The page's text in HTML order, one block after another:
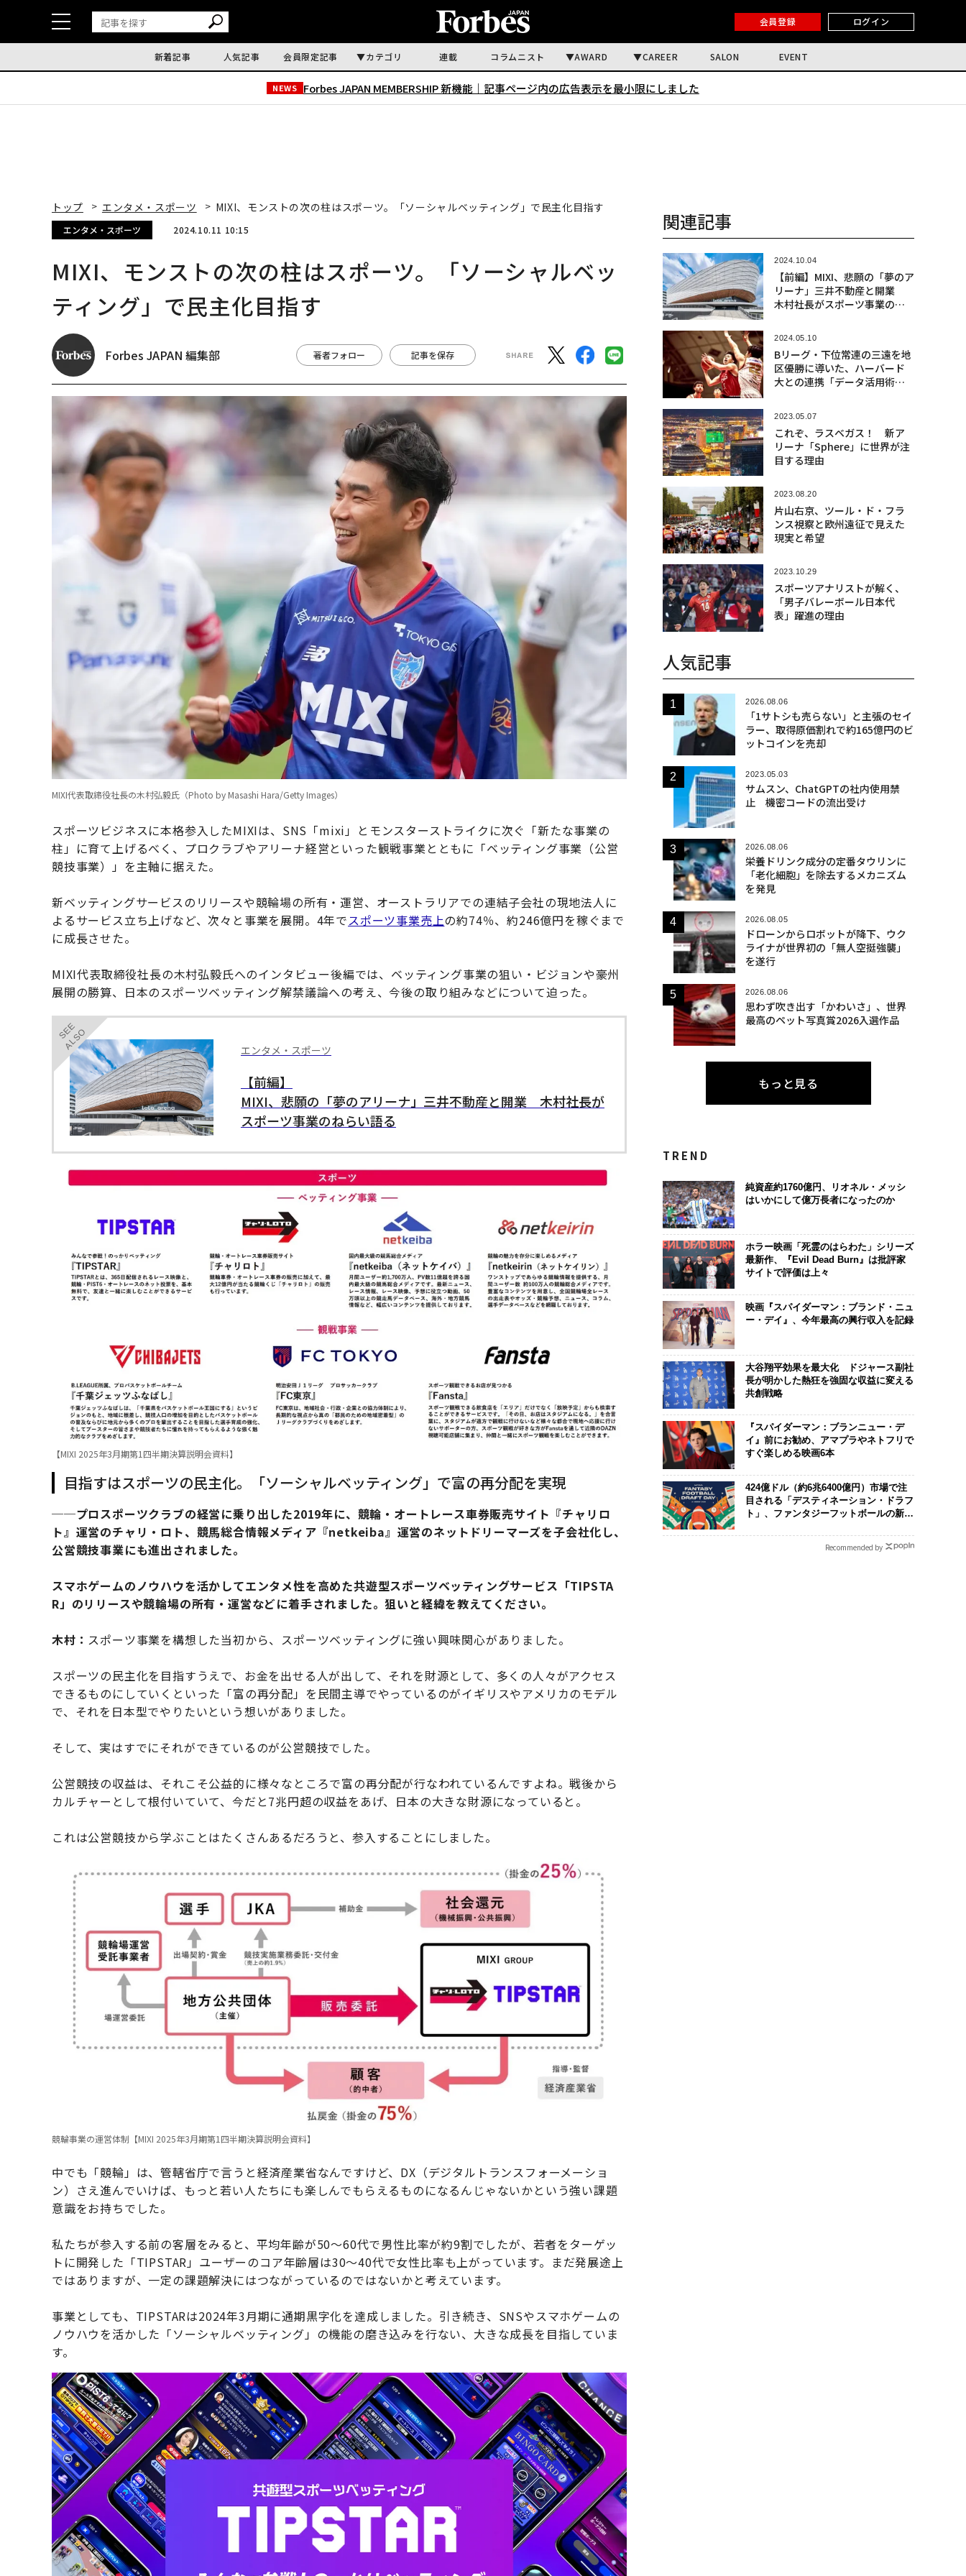
会員登録 ログイン
新着記事 人気記事 会員限定記事 カテゴリ 連載 コラムニスト AWARD CAREER SALON EVENT
NEWS Forbes JAPAN MEMBERSHIP 新機能｜ 記事ページ内の広告表示を最小限にしました
トップ エンタメ・スポーツ MIXI、モンストの次の柱はスポーツ。「ソーシャルベッティング」で民主化目指す
エンタメ・スポーツ 2024.10.11 10:15
MIXI、モンストの次の柱はスポーツ。「ソーシャルベッ
ティング」で民主化目指す
Forbes JAPAN 編集部 著者フォロー 記事を保存
MIXI代表取締役社⻑の木村弘毅氏（Photo by Masashi Hara/Getty Images）
スポーツビジネスに本格参入したMIXIは、SNS「mixi」とモンスターストライクに次ぐ「新たな事業の
柱」に育て上げるべく、プロクラブやアリーナ経営といった観戦事業とともに「ベッティング事業（公営
競技事業）」を主軸に据えた。
新ベッティングサービスのリリースや競輪場の所有・運営、オーストラリアでの連結子会社の現地法人に
よるサービス立ち上げなど、次々と事業を展開。4年でスポーツ事業売上の約74％、約246億円を稼ぐまで
に成長させた。
MIXI代表取締役社⻑の木村弘毅氏へのインタビュー後編では、ベッティング事業の狙い・ビジョンや豪州
展開の勝算、日本のスポーツベッティング解禁議論への考え、今後の取り組みなどについて迫った。
SEE
ALSO エンタメ・スポーツ
【前編】
MIXI、悲願の「夢のアリーナ」三井不動産と開業 木村社長が
スポーツ事業のねらい語る
【MIXI 2025年3月期第1四半期決算説明会資料】
目指すはスポーツの民主化。「ソーシャルベッティング」で富の再分配を実現
──プロスポーツクラブの経営に乗り出した2019年に、競輪・オートレース車券販売サイト『チャリロ
ト』運営のチャリ・ロト、競馬総合情報メディア『netkeiba』運営のネットドリーマーズを子会社化し、
公営競技事業にも進出されました。
スマホゲームのノウハウを活かしてエンタメ性を高めた共遊型スポーツベッティングサービス「TIPSTA
R」のリリースや競輪場の所有・運営などに着手されました。狙いと経緯を教えてください。
木村： スポーツ事業を構想した当初から、スポーツベッティングに強い興味関心がありました。
スポーツの民主化を目指すうえで、お金を出せる人が出して、それを財源として、多くの人々がアクセス
できるものにしていくといった「富の再分配」を民間主導でやっているのがイギリスやアメリカのモデル
で、それを日本型でやりたいという想いがありました。
そして、実はすでにそれができているのが公営競技でした。
公営競技の収益は、それこそ公益的に様々なところで富の再分配が行なわれているんですよね。戦後から
カルチャーとして根付いていて、今だと7兆円超の収益をあげ、日本の大きな財源になっていると。
これは公営競技から学ぶことはたくさんあるだろうと、参入することにしました。
競輪事業の運営体制【MIXI 2025年3月期第1四半期決算説明会資料】
中でも「競輪」は、管轄省庁で言うと経済産業省なんですけど、DX（デジタルトランスフォーメーショ
ン）さえ進んでいけば、もっと若い人たちにも楽しんでもらえるものになるんじゃないかという強い課題
意識をお持ちでした。
私たちが参入する前の客層をみると、平均年齢が50〜60代で男性比率が約9割でしたが、若者をターゲッ
トに開発した「TIPSTAR」ユーザーのコア年齢層は30〜40代で女性比率も上がっています。まだ発展途上
ではありますが、一定の課題解決にはつながっているのではないかと考えています。
事業としても、TIPSTARは2024年3月期に通期黒字化を達成しました。引き続き、SNSやスマホゲームの
ノウハウを活かした「ソーシャルベッティング」の機能の磨き込みを行ない、大きな成⾧を目指していま
す。
関連記事
2024.10.04
【前編】MIXI、悲願の「夢のア
リーナ」三井不動産と開業
木村社長がスポーツ事業のね
2024.05.10
Bリーグ・下位常連の三遠を地
区優勝に導いた、ハーバード
大との連携「データ活用術」
2023.05.07
これぞ、ラスベガス！ 新ア
リーナ「Sphere」に世界が注
目する理由
2023.08.20
片山右京、ツール・ド・フラ
ンス視察と欧州遠征で見えた
現実と希望
2023.10.29
スポーツアナリストが解く、
「男子バレーボール日本代
表」躍進の理由
人気記事
2026.08.06
「1サトシも売らない」と主張のセイ
ラー、取得原価割れで約165億円のビ
ットコインを売却
2023.05.03
サムスン、ChatGPTの社内使用禁
止 機密コードの流出受け
2026.08.06
栄養ドリンク成分の定番タウリンに
「老化細胞」を除去するメカニズム
を発見
2026.08.05
ドローンからロボットが降下、ウク
ライナが世界初の「無人空挺強襲」
を遂行
2026.08.06
思わず吹き出す「かわいさ」、世界
最高のペット写真賞2026入選作品
もっと見る
TREND
純資産約1760億円、リオネル・メッシ
はいかにして億万長者になったのか
ホラー映画「死霊のはらわた」シリーズ
最新作、『Evil Dead Burn』は批評家
サイトで評価は上々
映画『スパイダーマン：ブランド・ニュ
ー・デイ』、今年最高の興行収入を記録
大谷翔平効果を最大化 ドジャース副社
長が明かした熱狂を強固な収益に変える
共創戦略
『スパイダーマン：ブランニュー・デ
イ』前にお勧め、アマプラやネトフリで
すぐ楽しめる映画6本
424億ドル（約6兆6400億円）市場で注
目される「デスティネーション・ドラフ
ト」、ファンタジーフットボールの新潮
Recommended by